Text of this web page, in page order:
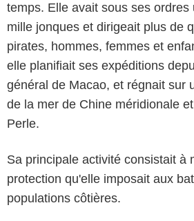
temps. Elle avait sous ses ordres
mille jonques et dirigeait plus de
pirates, hommes, femmes et
elle planifiait ses expéditions
général de Macao, et régnait sur
de la mer de Chine méridionale
Perle.
Sa principale activité consistait à
protection qu'elle imposait aux
populations côtières.